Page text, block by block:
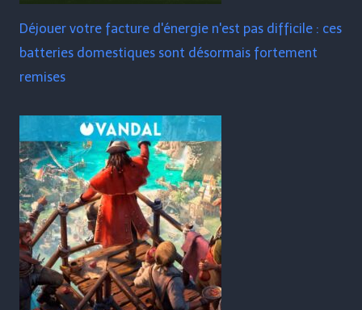
Déjouer votre facture d'énergie n'est pas difficile : ces
batteries domestiques sont désormais fortement
remises